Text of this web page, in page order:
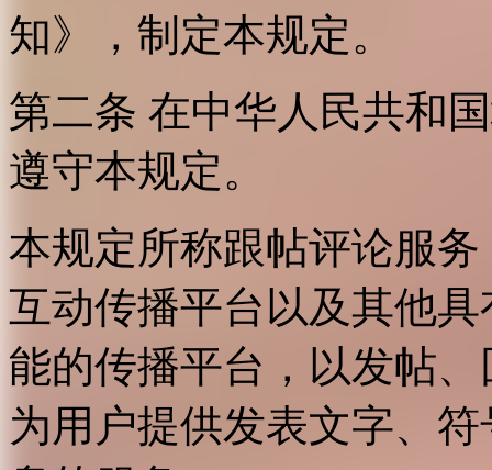
知》，制定本规定。
第二条 在中华人民共和
遵守本规定。
本规定所称跟帖评论服
互动传播平台以及其他
能的传播平台，以发帖
为用户提供发表文字、